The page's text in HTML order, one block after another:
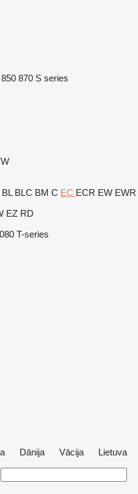
850 870 S series
BL BLC BM C EC ECR EW EWR
EZ RD
T-series
Dānija Vācija
Lietuva